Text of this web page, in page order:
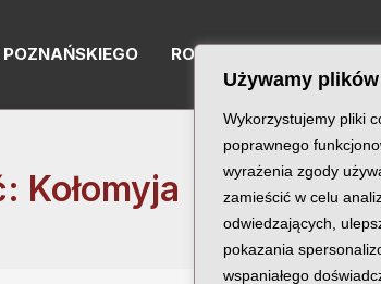
Używamy
Wykorzystujemy pliki
poprawnego
wyrażenia zgody
zamieścić w celu
odwiedzających,
pokazania
wspaniałego
RODZINY KATYŃSKIE
Kołomyja